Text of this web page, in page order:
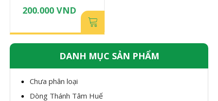
DANH MỤC SẢN PHẨM
Chưa phân loại
Dòng Thánh Tâm Huế
200.000 VND